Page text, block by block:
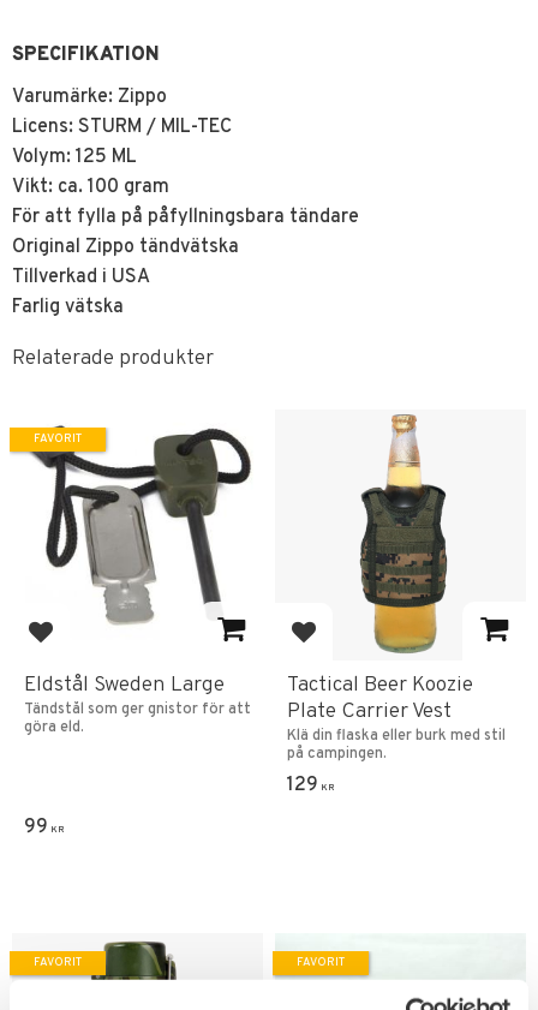
SPECIFIKATION
Varumärke: Zippo
Licens: STURM / MIL-TEC
Volym: 125 ML
Vikt: ca. 100 gram
För att fylla på påfyllningsbara tändare
Original Zippo tändvätska
Tillverkad i USA
Farlig vätska
Relaterade produkter
Lägg till i favoriter
Eldstål Sweden Large
Tändstål som ger gnistor för att
göra eld.
99 KR
FAVORIT
Lägg till i favoriter
Tactical Beer Koozie
Plate Carrier Vest
Klä din flaska eller burk med stil
på campingen.
129 KR
FAVORIT FAVORIT